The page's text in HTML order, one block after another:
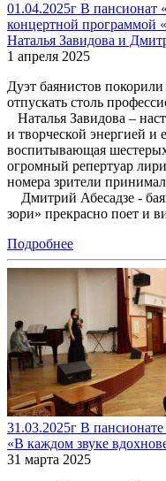
01.04.2025г В пансионат
концертной программой
Наталья Завидова и
1 апреля 2025
Дуэт баянистов
отпускать столь
Наталья Завидова –
и творческой энергией и
воспитывающая
огромный репертуар
номера зрители
Дмитрий Абесадзе -
зори» прекрасно поет и
Подробнее
31.03.2025г В
«В каждом звуке
31 марта 2025